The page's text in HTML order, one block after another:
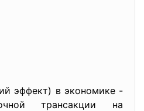
эффект) в экономике -
трансакции на